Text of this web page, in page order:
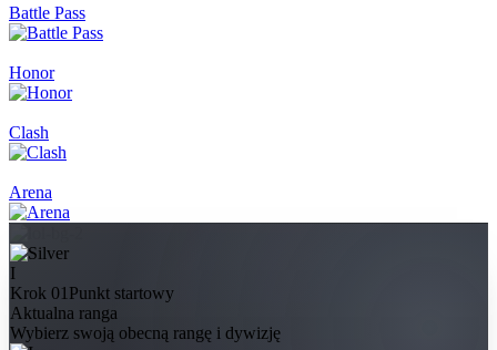
Battle Pass
Honor
Clash
Arena
I
Krok 01 Punkt startowy
Aktualna ranga
Wybierz swoją obecną rangę i dywizję